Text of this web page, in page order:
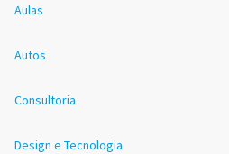
Aulas
Autos
Consultoria
Design e Tecnologia